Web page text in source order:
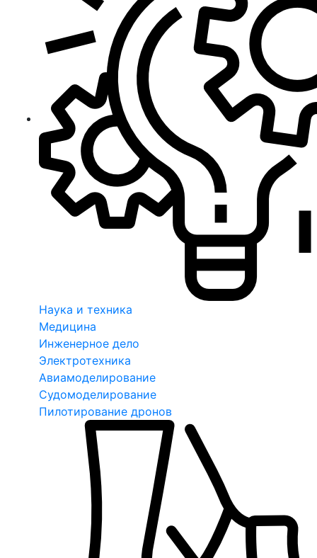
Наука и техника
Медицина
Инженерное дело
Электротехника
Авиамоделирование
Судомоделирование
Пилотирование дронов